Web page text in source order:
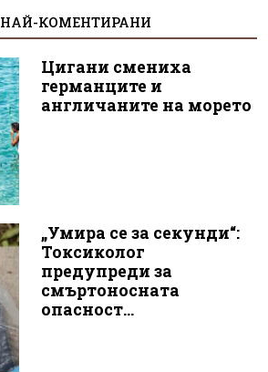
НАЙ-КОМЕНТИРАНИ
Цигани смениха
германците и
англичаните на морето
„Умира се за секунди“:
Токсиколог
предупреди за
смъртоносната
опасност...